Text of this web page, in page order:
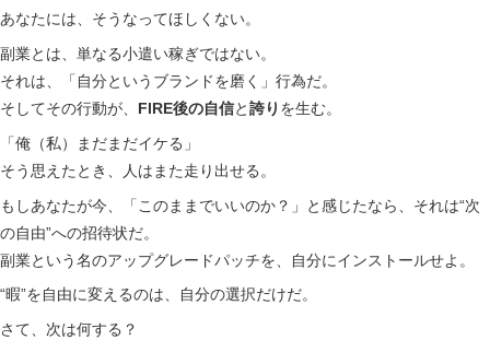
あなたには、そうなってほしくない。
副業とは、単なる小遣い稼ぎではない。
それは、「自分というブランドを磨く」行為だ。
そしてその行動が、 FIRE後の自信と誇り を生む。
「俺（私）まだまだイケる」
そう思えたとき、人はまた走り出せる。
もしあなたが今、「このままでいいのか？」と感じたなら、それは“次
の自由”への招待状だ。
副業という名のアップグレードパッチを、自分にインストールせよ。
“暇”を自由に変えるのは、自分の選択だけだ。
さて、次は何する？